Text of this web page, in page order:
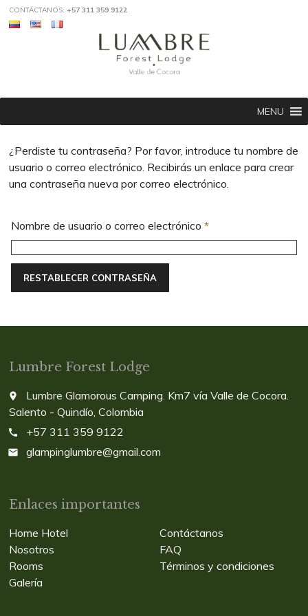
CONTÁCTANOS: +57 311 359 9122
MENU
¿Perdiste tu contraseña? Por favor, introduce tu nombre de
usuario o correo electrónico. Recibirás un enlace para crear
una contraseña nueva por correo electrónico.
Nombre de usuario o correo electrónico*Obligatorio
RESTABLECER CONTRASEÑA
Lumbre Forest Lodge
place
Lumbre Glamorous Camping. Km7 vía Valle de Cocora.
Salento - Quindío, Colombia
call +57 311 359 9122
email glampinglumbre@gmail.com
Enlaces importantes
Home Hotel
Nosotros
Rooms
Galería
Contáctanos
FAQ
Términos y condiciones